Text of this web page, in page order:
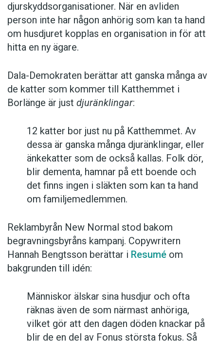
djurskyddsorganisationer. När en avliden
person inte har någon anhörig som kan ta hand
om husdjuret kopplas en organisation in för att
hitta en ny ägare.
Dala-Demokraten berättar att ganska många av
de katter som kommer till Katthemmet i
Borlänge är just djuränklingar:
12 katter bor just nu på Katthemmet. Av
dessa är ganska många djuränklingar, eller
änkekatter som de också kallas. Folk dör,
blir dementa, hamnar på ett boende och
det finns ingen i släkten som kan ta hand
om familjemedlemmen.
Reklambyrån New Normal stod bakom
begravningsbyråns kampanj. Copywritern
Hannah Bengtsson berättar i Resumé om
bakgrunden till idén:
Människor älskar sina husdjur och ofta
räknas även de som närmast anhöriga,
vilket gör att den dagen döden knackar på
blir de en del av Fonus största fokus. Så